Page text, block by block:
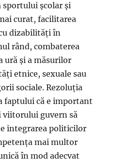
sportului școlar și
curat, facilitarea
dizabilități în
rând, combaterea
ură și a măsurilor
etnice, sexuale sau
sociale. Rezoluția
faptului că e important
guvern să
integrarea politicilor
mai multor
în mod adecvat